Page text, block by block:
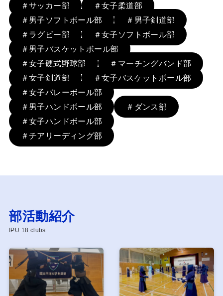
＃サッカー部
＃女子柔道部
＃男子ソフトボール部
＃男子剣道部
＃ラグビー部
＃女子ソフトボール部
＃男子バスケットボール部
＃女子硬式野球部
＃マーチングバンド部
＃女子剣道部
＃女子バスケットボール部
＃女子バレーボール部
＃男子ハンドボール部
＃ダンス部
＃女子ハンドボール部
＃チアリーディング部
部活動紹介
IPU 18 clubs